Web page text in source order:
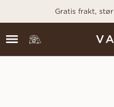
Gratis frakt,